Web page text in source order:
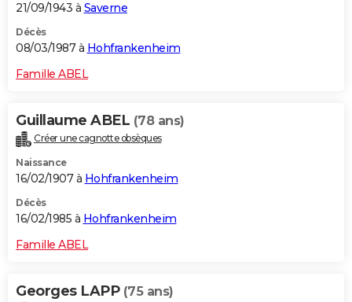
21/09/1943 à Saverne
Décès
08/03/1987 à Hohfrankenheim
Famille ABEL
Guillaume ABEL (78 ans)
Créer une cagnotte obsèques
Naissance
16/02/1907 à Hohfrankenheim
Décès
16/02/1985 à Hohfrankenheim
Famille ABEL
Georges LAPP (75 ans)